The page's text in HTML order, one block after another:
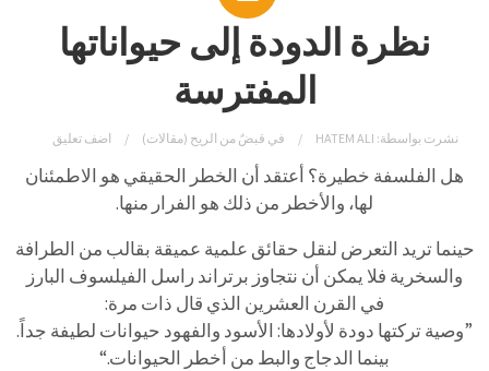
نظرة الدودة إلى حيواناتها
المفترسة
نشرت بواسطة: HATEM ALI في قبضٌ من الريح (مقالات) اضف تعليق
هل الفلسفة خطيرة؟ أعتقد أن الخطر الحقيقي هو الاطمئنان
لها، والأخطر من ذلك هو الفرار منها.
حينما تريد التعرض لنقل حقائق علمية عميقة بقالب من الطرافة
والسخرية فلا يمكن أن نتجاوز برتراند راسل الفيلسوف البارز
في القرن العشرين الذي قال ذات مرة:
”وصية تركتها دودة لأولادها: الأسود والفهود حيوانات لطيفة جداً.
بينما الدجاج والبط من أخطر الحيوانات.“